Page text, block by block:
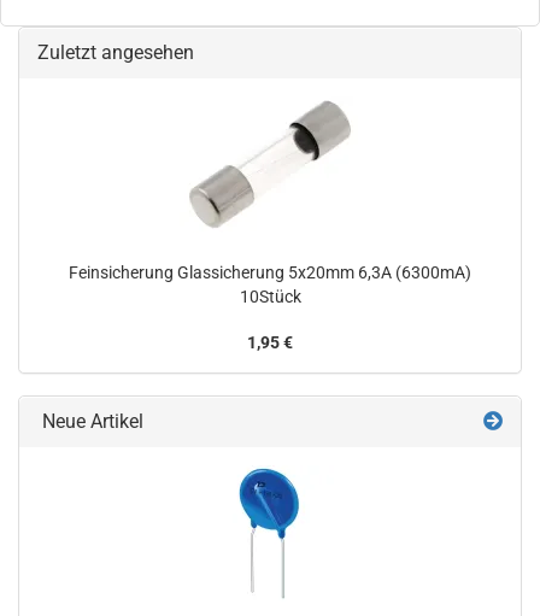
Zuletzt angesehen
Feinsicherung Glassicherung 5x20mm 6,3A (6300mA)
10Stück
1,95 €
Neue Artikel